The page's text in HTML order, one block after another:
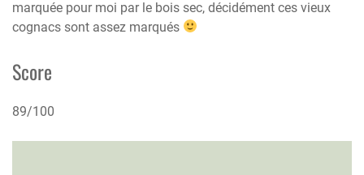
marquée pour moi par le bois sec, décidément ces vieux
cognacs sont assez marqués
Score
89/100